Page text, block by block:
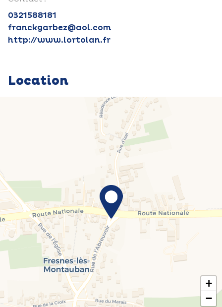
0321588181
franckgarbez@aol.com
http://www.lortolan.fr
Location
+
−